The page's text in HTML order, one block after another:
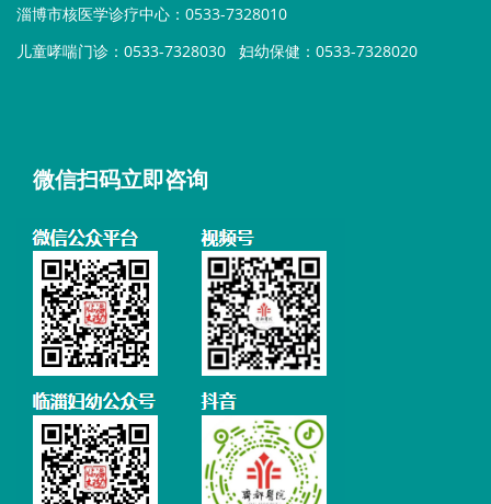
淄博市核医学诊疗中心：0533-7328010
儿童哮喘门诊：0533-7328030
妇幼保健：0533-7328020
微信扫码立即咨询